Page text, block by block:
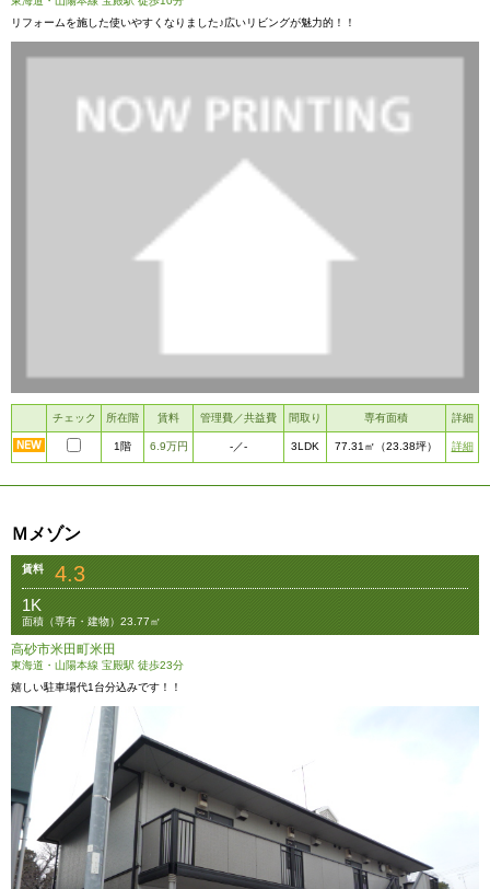
リフォームを施した使いやすくなりました♪広いリビングが魅力的！！
チェック 所在階 賃料 管理費／共益費 間取り 専有面積 詳細
1階 6.9万円 -／- 3LDK 77.31㎡ （23.38坪） 詳細
Ｍメゾン
賃料 4.3
1K
面積（専有・建物）23.77㎡
高砂市米田町米田
東海道・山陽本線 宝殿駅 徒歩23分
嬉しい駐車場代1台分込みです！！